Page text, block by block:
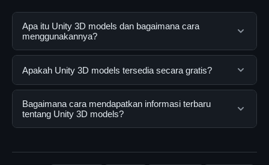
Apa itu Unity 3D models dan bagaimana cara
menggunakannya?
Unity 3D models adalah layanan digital yang dirancang
lengkap dan terpercaya. Anda dapat menggunakannya
dengan mengunjungi situs resmi dan mengikuti
panduan yang tersedia.
Apakah Unity 3D models tersedia secara gratis?
Ya, Unity 3D models dapat diakses secara gratis oleh
semua pengguna. Tidak ada biaya tersembunyi atau
langganan yang diperlukan untuk menggunakan layanan
Bagaimana cara mendapatkan informasi terbaru
tentang Unity 3D models?